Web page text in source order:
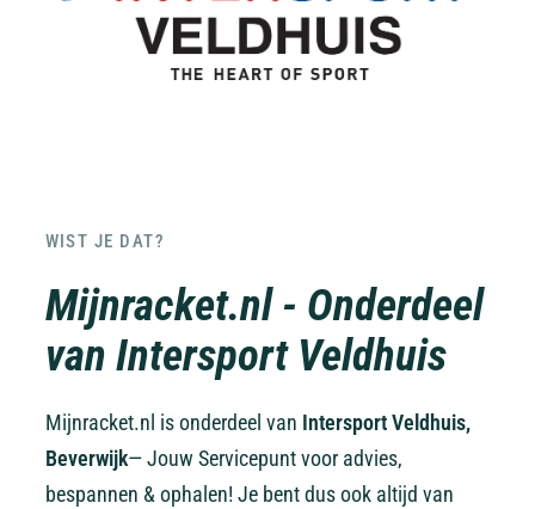
WIST JE DAT?
Mijnracket.nl - Onderdeel
van Intersport Veldhuis
Mijnracket.nl is onderdeel van Intersport Veldhuis,
Beverwijk— Jouw Servicepunt voor advies,
bespannen & ophalen! Je bent dus ook altijd van